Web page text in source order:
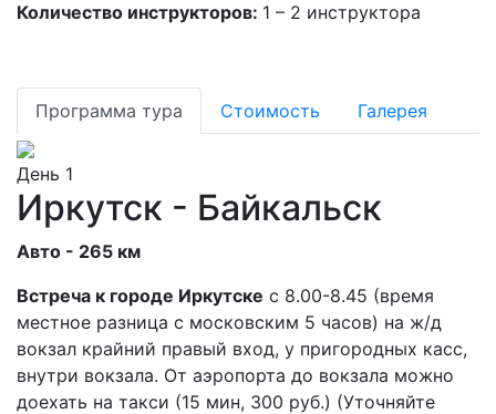
Количество инструкторов: 1 – 2 инструктора
Программа тура Стоимость Галерея
День 1
Иркутск - Байкальск
Авто - 265 км
Встреча к городе Иркутске c 8.00-8.45 (время
местное разница с московским 5 часов) на ж/д
вокзал крайний правый вход, у пригородных касс,
внутри вокзала. От аэропорта до вокзала можно
доехать на такси (15 мин, 300 руб.) (Уточняйте